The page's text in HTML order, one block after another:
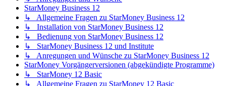
StarMoney Business 12
↳ Allgemeine Fragen zu StarMoney Business 12
↳ Installation von StarMoney Business 12
↳ Bedienung von StarMoney Business 12
↳ StarMoney Business 12 und Institute
↳ Anregungen und Wünsche zu StarMoney Business 12
StarMoney Vorgängerversionen (abgekündigte Programme)
↳ StarMoney 12 Basic
↳ Allgemeine Fragen zu StarMoney 12 Basic